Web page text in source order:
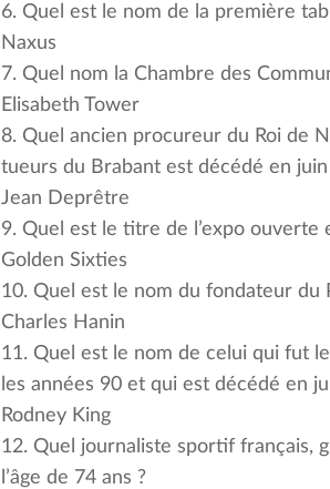
6. Quel est le nom de la première
Naxus
7. Quel nom la Chambre des
Elisabeth Tower
8. Quel ancien procureur du Roi de
tueurs du Brabant est décédé en juin
Jean Deprêtre
9. Quel est le titre de l’expo ouverte
Golden Sixties
10. Quel est le nom du fondateur du
Charles Hanin
11. Quel est le nom de celui qui fut
les années 90 et qui est décédé en
Rodney King
12. Quel journaliste sportif français,
l’âge de 74 ans ?